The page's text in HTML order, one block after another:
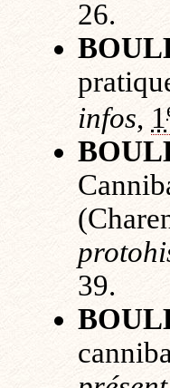
26.
infos, 1
39.